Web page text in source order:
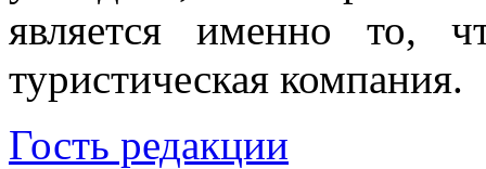
является именно то,
туристическая компания.
Гость редакции